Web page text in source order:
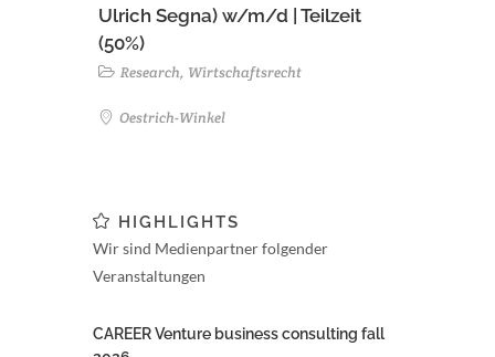
Ulrich Segna) w/m/d | Teilzeit
(50%)
Research, Wirtschaftsrecht
Oestrich-Winkel
HIGHLIGHTS
Wir sind Medienpartner folgender
Veranstaltungen
CAREER Venture business consulting fall